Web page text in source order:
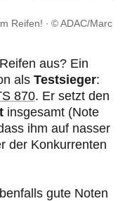
Reifen!
© ADAC/Marc
aus? Ein
als Testsieger:
870. Er setzt den
insgesamt (Note
ihm auf nasser
der Konkurrenten
gute Noten